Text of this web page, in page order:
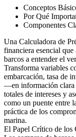
Conceptos
Por Qué
Componentes
Una Calculadora de
financiera esencial
barcos a entender el
Transforma variables
embarcación, tasa de
—en información clara
totales de intereses y
como un puente entre
práctica de los
marina.
El Papel Crítico de los